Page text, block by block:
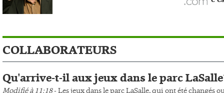
COLLABORATEURS
Qu'arrive-t-il aux jeux dans le parc
Modifié à 11:18- Les jeux dans le parc LaSalle, qui ont été changés